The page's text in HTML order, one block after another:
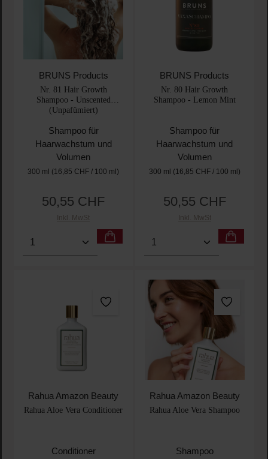
BRUNS Products
Nr. 81 Hair Growth
Shampoo - Unscented
(Unpafümiert)
Shampoo für
Haarwachstum und
Volumen
300 ml (16,85 CHF / 100 ml)
Regulärer Preis:
50,55 CHF
Inkl. MwSt
Produkt Anzahl: Gib den gewünschten Wert ein
BRUNS Products
Nr. 80 Hair Growth
Shampoo - Lemon Mint
Shampoo für
Haarwachstum und
Volumen
300 ml (16,85 CHF / 100 ml)
Regulärer Preis:
50,55 CHF
Inkl. MwSt
Produkt Anzahl: Gib
Rahua Amazon Beauty
Rahua Aloe Vera Conditioner
Conditioner
Rahua Amazon Beauty
Rahua Aloe Vera Shampoo
Shampoo